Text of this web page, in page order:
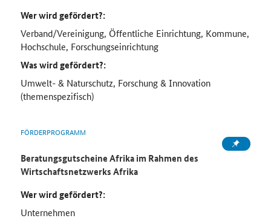
Wer wird gefördert?:
Verband/Vereinigung, Öffentliche Einrichtung, Kommune,
Hochschule, Forschungseinrichtung
Was wird gefördert?:
Umwelt- & Naturschutz, Forschung & Innovation
(themenspezifisch)
FÖRDERPROGRAMM
Beratungsgutscheine Afrika im Rahmen des
Wirtschaftsnetzwerks Afrika
Wer wird gefördert?:
Unternehmen